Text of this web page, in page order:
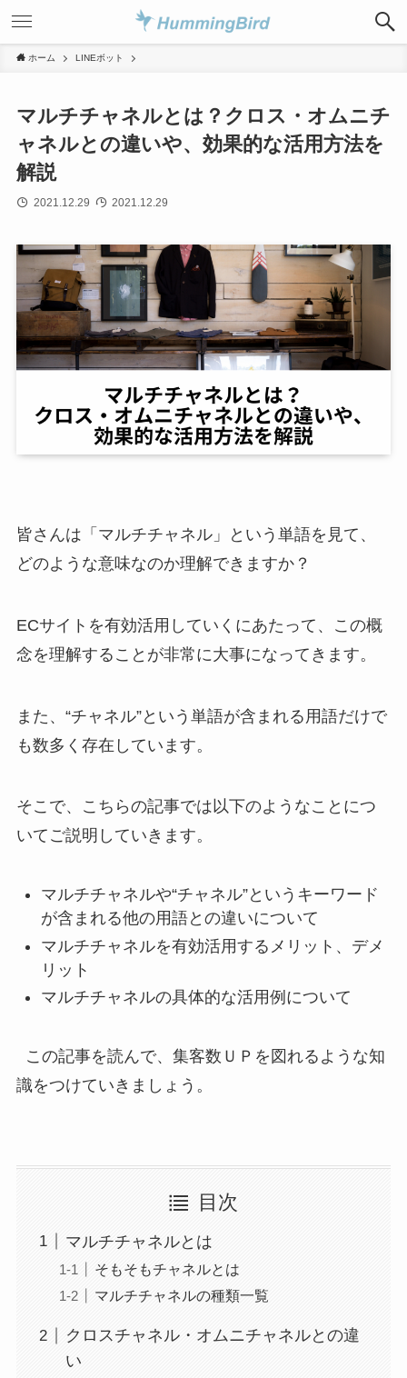
ホーム LINEボット
マルチチャネルとは？クロス・オムニチ
ャネルとの違いや、効果的な活用方法を
解説
2021.12.29 2021.12.29
皆さんは「マルチチャネル」という単語を見て、
どのような意味なのか理解できますか？
ECサイトを有効活用していくにあたって、この概
念を理解することが非常に大事になってきます。
また、“チャネル”という単語が含まれる用語だけで
も数多く存在しています。
そこで、こちらの記事では以下のようなことにつ
いてご説明していきます。
マルチチャネルや“チャネル”というキーワード
が含まれる他の用語との違いについて
マルチチャネルを有効活用するメリット、デメ
リット
マルチチャネルの具体的な活用例について
この記事を読んで、集客数ＵＰを図れるような知
識をつけていきましょう。
目次
マルチチャネルとは
そもそもチャネルとは
マルチチャネルの種類一覧
クロスチャネル・オムニチャネルとの違
い